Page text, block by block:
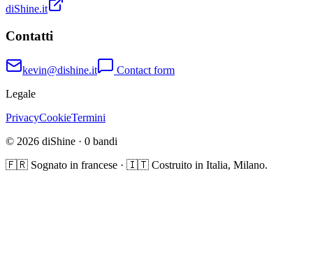
diShine.it
Contatti
kevin@dishine.it
Contact form
Legale
PrivacyCookieTermini
© 2026 diShine · 0 bandi
🇫🇷 Sognato in francese · 🇮🇹 Costruito in Italia, Milano.